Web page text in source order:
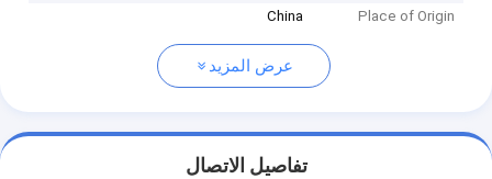
Place of Origin
China
عرض المزيد
تفاصيل الاتصال